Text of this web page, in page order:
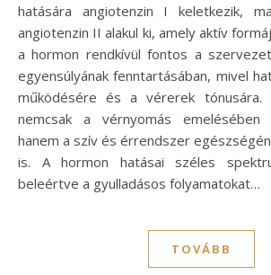
hatására angiotenzin I keletkezik,
angiotenzin II alakul ki, amely aktív
a hormon rendkívül fontos a
egyensúlyának fenntartásában, mivel
működésére és a vérerek tónusára.
nemcsak a vérnyomás
hanem a szív és érrendszer
is. A hormon hatásai széles
beleértve a gyulladásos folyamatokat…
TOVÁBB